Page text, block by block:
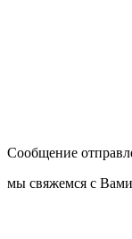
Сообщение
мы свяжемся с